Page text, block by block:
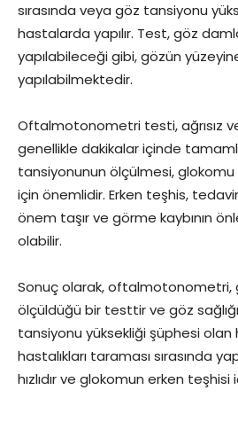
sırasında veya göz tansiyonu
hastalarda yapılır. Test, göz
yapılabileceği gibi, gözün
yapılabilmektedir.
Oftalmotonometri testi, ağrısız
genellikle dakikalar içinde
tansiyonunun ölçülmesi,
için önemlidir. Erken teşhis,
önem taşır ve görme kaybının
olabilir.
Sonuç olarak, oftalmotonometri,
ölçüldüğü bir testtir ve göz
tansiyonu yüksekliği şüphesi
hastalıkları taraması sırasında
hızlıdır ve glokomun erken teşhisi